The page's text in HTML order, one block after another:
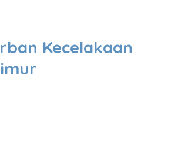
Kecelakaan